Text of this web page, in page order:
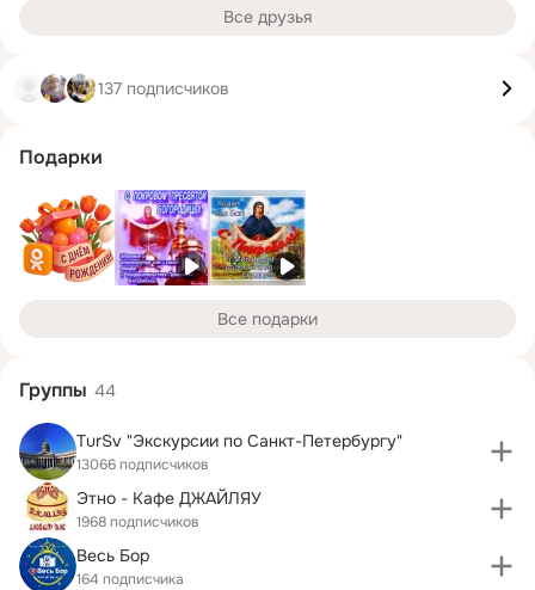
Все друзья
137 подписчиков
Подарки
Все подарки
Группы 44
TurSv "Экскурсии по Санкт-Петербургу"
13066 подписчиков
Этно - Кафе ДЖАЙЛЯУ
1968 подписчиков
Весь Бор
164 подписчика